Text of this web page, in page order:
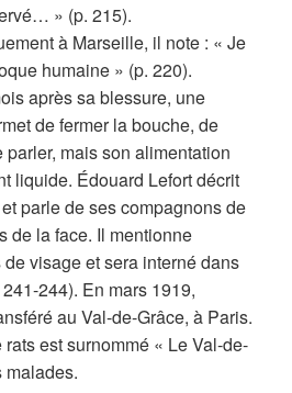
» (p. 215).
à Marseille, il note : « Je
humaine » (p. 220).
après sa blessure, une
de fermer la bouche, de
mais son alimentation
liquide. Édouard Lefort décrit
parle de ses compagnons de
de la face. Il mentionne
de visage et sera interné dans
244). En mars 1919,
au Val-de-Grâce, à Paris.
est surnommé « Le Val-de-
malades.